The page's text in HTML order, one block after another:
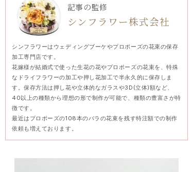
記事の監修
シンフラワー株式会社
シンフラワーはウェディングブーケやプロポーズの花束の保存
加工専門店です。
花嫁様が結婚式で使った生花の花やプロポーズの花束を、特殊
なドライフラワーの加工や押し花加工で半永久的に保存しま
す。保存方法は押し花や立体的なガラスや3D(立体)額など、
40以上の種類から理想の形で制作が可能で、種類の豊富さが特
徴です。
最近はプロポーズの108本のバラの花束を残す特注額での制作
依頼も増えております。